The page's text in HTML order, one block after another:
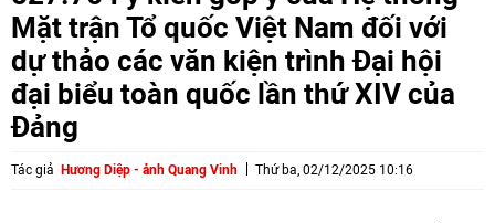
Mặt trận Tổ quốc Việt Nam đối với
dự thảo các văn kiện trình Đại hội
đại biểu toàn quốc lần thứ XIV của
Đảng
Tác giả Hương Diệp - ảnh Quang Vinh Thứ ba, 02/12/2025 10:16